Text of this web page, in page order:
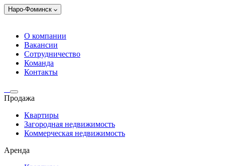
Наро-Фоминск
О компании
Вакансии
Сотрудничество
Команда
Контакты
Продажа
Квартиры
Загородная недвижимость
Коммерческая недвижимость
Аренда